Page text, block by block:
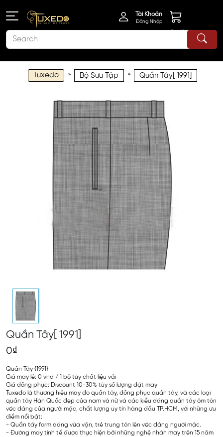
Tài Khoản
Đăng Nhập
Giỏ Hàng
Tuxedo » Bộ Sưu Tập » Quần Tây[ 1991]
Quần Tây[ 1991]
0₫
Quần Tây {1991}
Giá may lẻ: 0 vnđ / 1 bộ tùy chất liệu vải
Giá đồng phục: Discount 10-30% tùy số lượng đặt may
Tuxedo là thương hiệu may đo quần tây, đồng phục quần tây, và các loại
quần tây Hàn Quốc đẹp của nam và nữ và các kiểu dáng quần tây ôm tôn
vóc dáng của người mặc, chất lượng uy tín hàng đầu TP.HCM, với những ưu
điểm nổi bật:
- Quần tây form dáng vừa vặn, trẻ trung tôn lên vóc dáng người mặc.
- Đường may tinh tế được thực hiện bởi những nghệ nhân may trên 15 năm